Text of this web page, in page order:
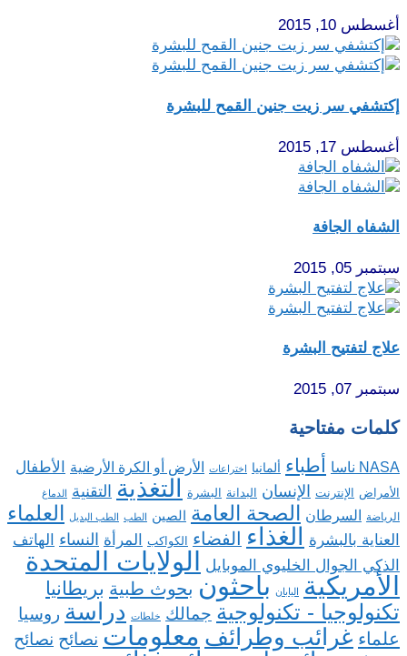
أغسطس 10, 2015
إكتشفي سر زيت جنين القمح للبشرة
أغسطس 17, 2015
الشفاه الجافة
سبتمبر 05, 2015
علاج لتفتيح البشرة
سبتمبر 07, 2015
كلمات مفتاحية
NASA ناسا أطباء ألمانيا اختراعات الأرض أو الكرة الأرضية الأطفال
الأمراض الإنترنت الإنسان البدانة البشرة التغذية التقنية الدماغ
الرياضة السرطان الصحة العامة الصين الطب الطب البديل العلماء
العناية بالبشرة الغذاء الفضاء الكواكب المرأة النساء
الهاتف
الذكي الجوال الخليوي الموبايل
الولايات المتحدة
الأمريكية
اليابان باحثون بحوث طبية بريطانيا
تكنولوجيا - تكنولوجية جمالك خلطات دراسة روسيا
علماء غرائب وطرائف معلومات نصائح نصائح